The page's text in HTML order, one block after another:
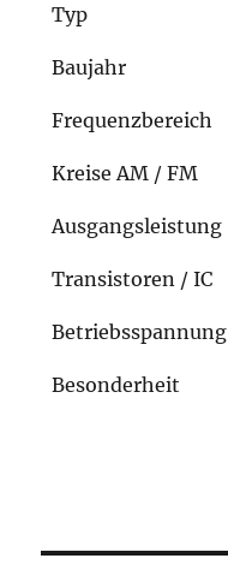
Typ
Baujahr
Frequenzbereich
Kreise AM / FM
Ausgangsleistung
Transistoren / IC
Betriebsspannung
Besonderheit